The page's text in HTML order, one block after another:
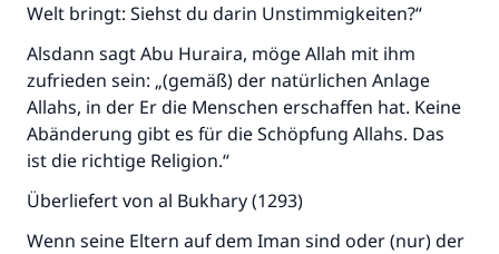
Welt bringt: Siehst du darin Unstimmigkeiten?“
Alsdann sagt Abu Huraira, möge Allah mit ihm
zufrieden sein: „(gemäß) der natürlichen Anlage
Allahs, in der Er die Menschen erschaffen hat. Keine
Abänderung gibt es für die Schöpfung Allahs. Das
ist die richtige Religion.“
Überliefert von al Bukhary (1293)
Wenn seine Eltern auf dem Iman sind oder (nur) der